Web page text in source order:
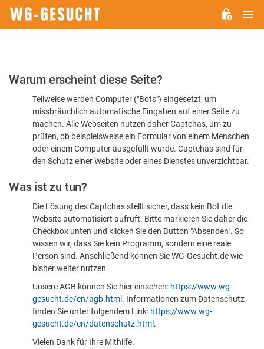
Bitte
dass
sind
Warum erscheint diese Seite?
Teilweise werden Computer ("Bots") eingesetzt, um
missbräuchlich automatische Eingaben auf einer Seite zu
machen. Alle Webseiten nutzen daher Captchas, um zu
prüfen, ob beispielsweise ein Formular von einem Menschen
oder einem Computer ausgefüllt wurde. Captchas sind für
den Schutz einer Website oder eines Dienstes unverzichtbar.
Was ist zu tun?
Die Lösung des Captchas stellt sicher, dass kein Bot die
Website automatisiert aufruft. Bitte markieren Sie daher die
Checkbox unten und klicken Sie den Button "Absenden". So
wissen wir, dass Sie kein Programm, sondern eine reale
Person sind. Anschließend können Sie WG-Gesucht.de wie
bisher weiter nutzen.
Unsere AGB können Sie hier einsehen: https://www.wg-
gesucht.de/en/agb.html . Informationen zum Datenschutz
finden Sie unter folgendem Link: https://www.wg-
gesucht.de/en/datenschutz.html .
Vielen Dank für Ihre Mithilfe.